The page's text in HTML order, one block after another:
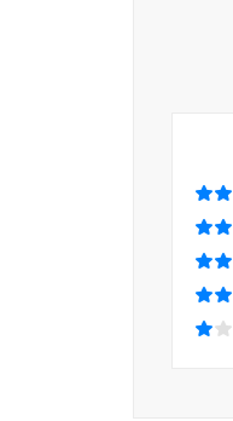
강도나 소